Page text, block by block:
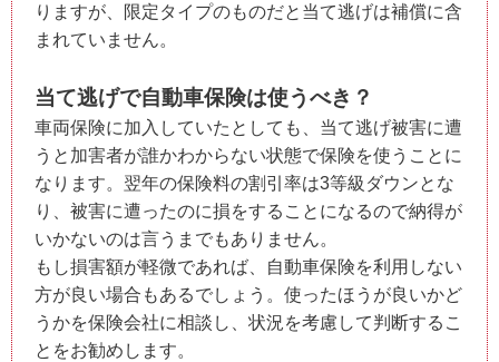
りますが、限定タイプのものだと当て逃げは補償に含
まれていません。
当て逃げで自動車保険は使うべき？
車両保険に加入していたとしても、当て逃げ被害に遭
うと加害者が誰かわからない状態で保険を使うことに
なります。翌年の保険料の割引率は3等級ダウンとな
り、被害に遭ったのに損をすることになるので納得が
いかないのは言うまでもありません。
もし損害額が軽微であれば、自動車保険を利用しない
方が良い場合もあるでしょう。使ったほうが良いかど
うかを保険会社に相談し、状況を考慮して判断するこ
とをお勧めします。